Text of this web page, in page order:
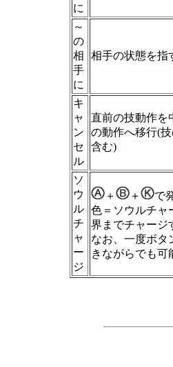
に
～
の
相
手
に
相手の状態を指
キ
ャ
ン
セ
ル
直前の技動作を
の動作へ移行(
含む)
ソ
ウ
ル
チ
ャ
ー
ジ
＋ ＋ で
色＝ソウルチャ
界までチャージ
なお、一度ボタ
きながらでも可